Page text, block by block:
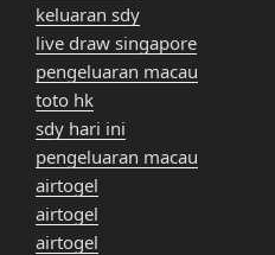
keluaran sdy
live draw singapore
pengeluaran macau
toto hk
sdy hari ini
pengeluaran macau
airtogel
airtogel
airtogel